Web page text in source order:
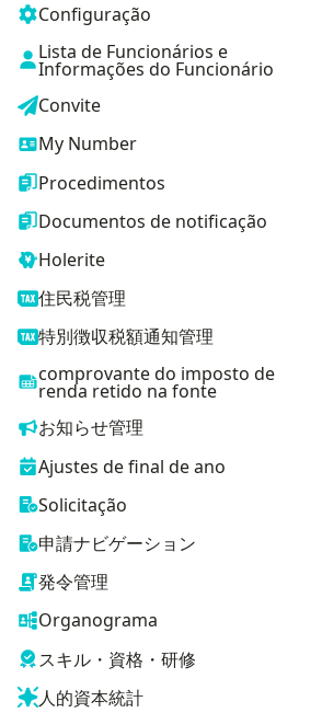
Configuração
Lista de Funcionários e
Informações do Funcionário
Convite
My Number
Procedimentos
Documentos de notificação
Holerite
住民税管理
特別徴収税額通知管理
comprovante do imposto de
renda retido na fonte
お知らせ管理
Ajustes de final de ano
Solicitação
申請ナビゲーション
発令管理
Organograma
スキル・資格・研修
人的資本統計